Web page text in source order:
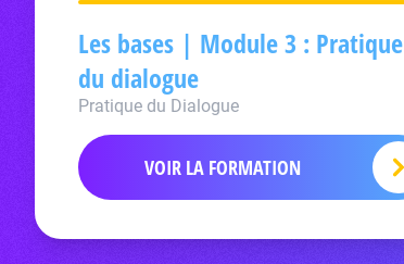
Les bases | Module 3 : Pratique
du dialogue
Pratique du Dialogue
VOIR LA FORMATION